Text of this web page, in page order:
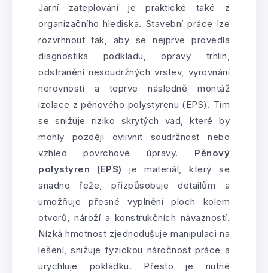
Jarní zateplování je praktické také z
organizačního hlediska. Stavební práce lze
rozvrhnout tak, aby se nejprve provedla
diagnostika podkladu, opravy trhlin,
odstranění nesoudržných vrstev, vyrovnání
nerovností a teprve následně montáž
izolace z pěnového polystyrenu (EPS). Tím
se snižuje riziko skrytých vad, které by
mohly později ovlivnit soudržnost nebo
vzhled povrchové úpravy. Pěnový
polystyren (EPS) je materiál, který se
snadno řeže, přizpůsobuje detailům a
umožňuje přesné vyplnění ploch kolem
otvorů, nároží a konstrukčních návazností.
Nízká hmotnost zjednodušuje manipulaci na
lešení, snižuje fyzickou náročnost práce a
urychluje pokládku. Přesto je nutné